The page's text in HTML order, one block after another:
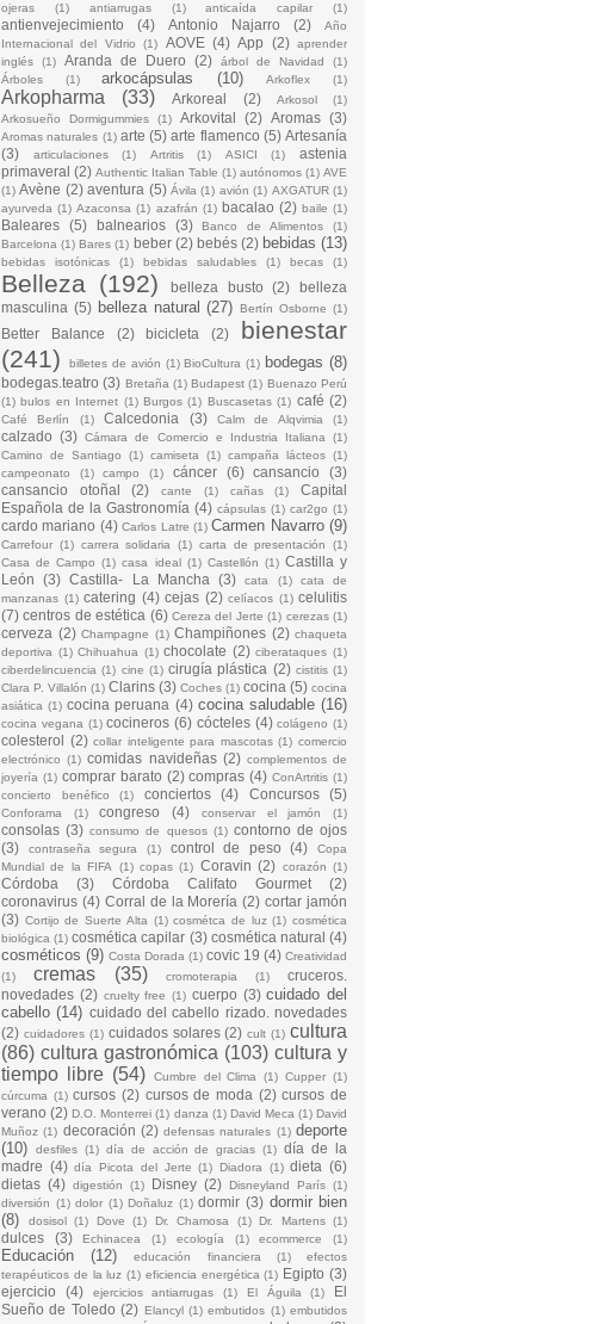
ojeras
(1) antiarrugas (1) anticaída capilar (1)
antienvejecimiento (4) Antonio Najarro (2)
Año
Internacional del Vidrio
(1) AOVE (4) App (2) aprender
inglés
(1) Aranda de Duero (2) árbol de Navidad
(1)
Árboles
(1) arkocápsulas (10) Arkoflex (1)
Arkopharma (33) Arkoreal (2) Arkosol
(1)
Arkosueño Dormigummies
(1) Arkovital (2) Aromas (3)
Aromas naturales (1) arte (5) arte flamenco (5) Artesanía
(3)
articulaciones (1) Artritis (1) ASICI (1)
astenia
primaveral (2) Authentic Italian Table (1) autónomos (1) AVE
(1) Avène (2) aventura (5) Ávila (1) avión (1) AXGATUR (1)
ayurveda (1) Azaconsa (1) azafrán (1) bacalao (2) baile (1)
Baleares (5) balnearios (3) Banco de Alimentos
(1)
Barcelona (1) Bares (1) beber (2) bebés (2) bebidas (13)
bebidas isotónicas (1) bebidas saludables (1) becas (1)
Belleza (192) belleza busto (2)
belleza
masculina (5) belleza natural (27) Bertín Osborne (1)
Better Balance (2) bicicleta (2)
bienestar
(241)
billetes de avión (1) BioCultura (1) bodegas (8)
bodegas.teatro (3) Bretaña (1) Budapest (1) Buenazo Perú
(1) bulos en Internet (1) Burgos (1) Buscasetas (1) café (2)
Café Berlín (1) Calcedonia (3) Calm de Alqvimia (1)
calzado (3) Cámara de Comercio e Industria Italiana (1)
Camino de Santiago
(1) camiseta (1) campaña lácteos (1)
campeonato
(1) campo (1) cáncer (6) cansancio
(3)
cansancio otoñal
(2) cante (1) cañas (1)
Capital
Española de la Gastronomía (4) cápsulas (1) car2go (1)
cardo mariano (4) Carlos Latre (1) Carmen Navarro (9)
Carrefour (1) carrera solidaria (1) carta de presentación
(1)
Casa de Campo (1) casa ideal (1) Castellón (1) Castilla y
León
(3) Castilla- La Mancha (3) cata (1)
cata de
manzanas (1) catering (4) cejas (2) celíacos (1) celulitis
(7) centros de estética (6) Cereza del Jerte (1) cerezas (1)
cerveza (2) Champagne (1) Champiñones (2) chaqueta
deportiva (1) Chihuahua (1) chocolate (2) ciberataques (1)
ciberdelincuencia (1) cine (1) cirugía plástica (2) cistitis (1)
Clara P. Villalón (1) Clarins (3) Coches (1) cocina (5) cocina
asiática (1) cocina peruana (4) cocina saludable (16)
cocina vegana (1) cocineros (6) cócteles (4) colágeno (1)
colesterol (2) collar inteligente para mascotas (1) comercio
electrónico (1) comidas navideñas (2) complementos de
joyería (1) comprar barato (2) compras (4) ConArtritis (1)
concierto benéfico
(1) conciertos (4) Concursos (5)
Conforama (1) congreso (4) conservar el jamón (1)
consolas (3) consumo de quesos (1) contorno de ojos
(3)
contraseña segura (1) control de peso (4)
Copa
Mundial de la FIFA (1) copas (1) Coravin (2) corazón (1)
Córdoba (3) Córdoba Califato Gourmet
(2)
coronavirus (4) Corral de la Morería (2) cortar jamón
(3) Cortijo de Suerte Alta (1) cosmétca de luz (1) cosmética
biológica (1) cosmética capilar (3) cosmética natural (4)
cosméticos (9) Costa Dorada (1) covic 19 (4) Creatividad
(1)
cremas (35) cromoterapia (1)
cruceros.
novedades (2) cruelty free (1) cuerpo (3) cuidado del
cabello (14) cuidado del cabello rizado. novedades
(2) cuidadores (1) cuidados solares (2) cult (1) cultura
(86) cultura gastronómica (103) cultura y
tiempo libre (54) Cumbre del Clima (1) Cupper (1)
cúrcuma (1) cursos (2) cursos de moda (2) cursos de
verano (2) D.O. Monterrei (1) danza (1) David Meca (1) David
Muñoz (1) decoración (2) defensas naturales (1) deporte
(10)
desfiles (1) día de acción de gracias (1) día de la
madre (4) día Picota del Jerte (1) Diadora (1) dieta (6)
dietas (4) digestión (1) Disney (2) Disneyland París (1)
diversión (1) dolor (1) Doñaluz (1) dormir (3) dormir bien
(8)
dosisol (1) Dove (1) Dr. Chamosa (1) Dr. Martens (1)
dulces (3) Echinacea (1) ecología (1) ecommerce (1)
Educación (12) educación financiera (1)
efectos
terapéuticos de la luz (1) eficiencia energética (1) Egipto (3)
ejercicio
(4) ejercicios antiarrugas (1) El Águila (1)
El
Sueño de Toledo (2) Elancyl (1) embutidos (1) embutidos